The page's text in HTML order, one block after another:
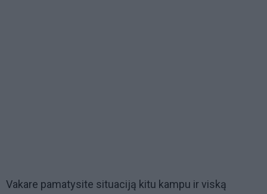
Vakare pamatysite situaciją kitu kampu ir viską